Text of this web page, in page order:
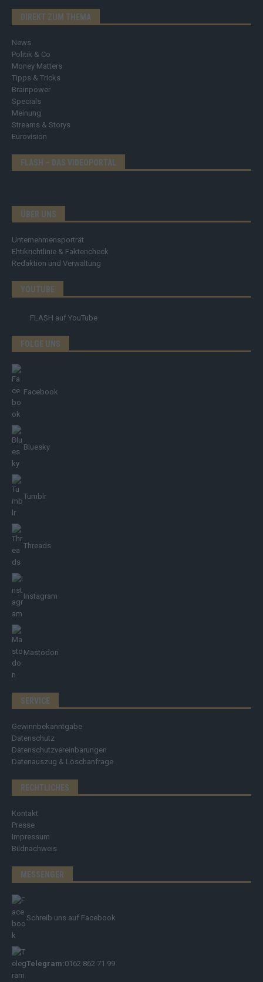
DIREKT ZUM THEMA
News
Politik & Co
Money Matters
Tipps & Tricks
Brainpower
Specials
Meinung
Streams & Storys
Eurovision
FLASH – DAS VIDEOPORTAL
ÜBER UNS
Unternehmensporträt
Ehtikrichtlinie & Faktencheck
Redaktion und Verwaltung
YOUTUBE
FLASH auf YouTube
FOLGE UNS
Facebook
Bluesky
Tumblr
Threads
Instagram
Mastodon
SERVICE
Gewinnbekanntgabe
Datenschutz
Datenschutzvereinbarungen
Datenauszug & Löschanfrage
RECHTLICHES
Kontakt
Presse
Impressum
Bildnachweis
MESSENGER
Schreib uns auf Facebook
Telegram:0162 862 71 99